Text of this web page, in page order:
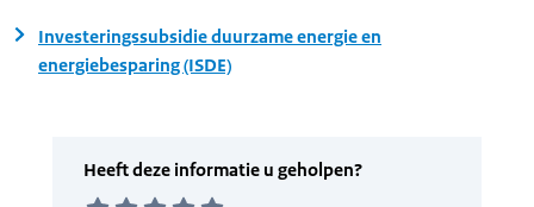
Investeringssubsidie duurzame energie en
energiebesparing (ISDE)